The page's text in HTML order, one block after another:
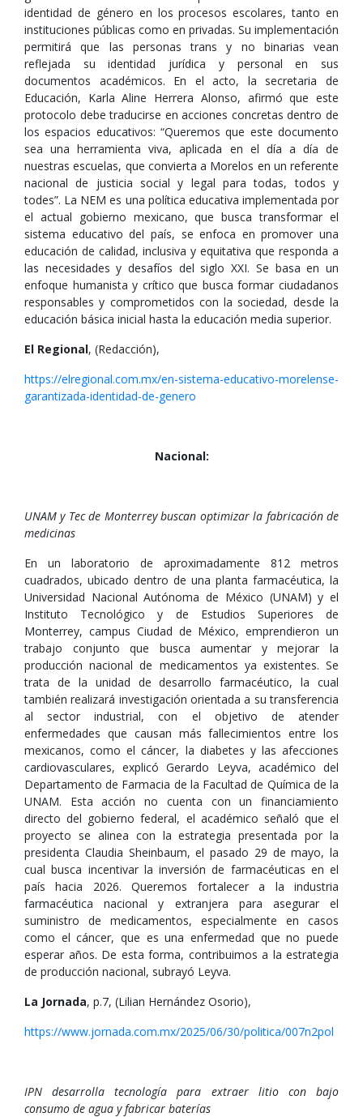
identidad de género en los procesos escolares, tanto en
instituciones públicas como en privadas. Su implementación
permitirá que las personas trans y no binarias vean
reflejada su identidad jurídica y personal en sus
documentos académicos. En el acto, la secretaria de
Educación, Karla Aline Herrera Alonso, afirmó que este
protocolo debe traducirse en acciones concretas dentro de
los espacios educativos: “Queremos que este documento
sea una herramienta viva, aplicada en el día a día de
nuestras escuelas, que convierta a Morelos en un referente
nacional de justicia social y legal para todas, todos y
todes”. La NEM es una política educativa implementada por
el actual gobierno mexicano, que busca transformar el
sistema educativo del país, se enfoca en promover una
educación de calidad, inclusiva y equitativa que responda a
las necesidades y desafíos del siglo XXI. Se basa en un
enfoque humanista y crítico que busca formar ciudadanos
responsables y comprometidos con la sociedad, desde la
educación básica inicial hasta la educación media superior.
El Regional, (Redacción),
https://elregional.com.mx/en-sistema-educativo-morelense-
garantizada-identidad-de-genero
Nacional:
UNAM y Tec de Monterrey buscan optimizar la fabricación de
medicinas
En un laboratorio de aproximadamente 812 metros
cuadrados, ubicado dentro de una planta farmacéutica, la
Universidad Nacional Autónoma de México (UNAM) y el
Instituto Tecnológico y de Estudios Superiores de
Monterrey, campus Ciudad de México, emprendieron un
trabajo conjunto que busca aumentar y mejorar la
producción nacional de medicamentos ya existentes. Se
trata de la unidad de desarrollo farmacéutico, la cual
también realizará investigación orientada a su transferencia
al sector industrial, con el objetivo de atender
enfermedades que causan más fallecimientos entre los
mexicanos, como el cáncer, la diabetes y las afecciones
cardiovasculares, explicó Gerardo Leyva, académico del
Departamento de Farmacia de la Facultad de Química de la
UNAM. Esta acción no cuenta con un financiamiento
directo del gobierno federal, el académico señaló que el
proyecto se alinea con la estrategia presentada por la
presidenta Claudia Sheinbaum, el pasado 29 de mayo, la
cual busca incentivar la inversión de farmacéuticas en el
país hacia 2026. Queremos fortalecer a la industria
farmacéutica nacional y extranjera para asegurar el
suministro de medicamentos, especialmente en casos
como el cáncer, que es una enfermedad que no puede
esperar años. De esta forma, contribuimos a la estrategia
de producción nacional, subrayó Leyva.
La Jornada, p.7, (Lilian Hernández Osorio),
https://www.jornada.com.mx/2025/06/30/politica/007n2pol
IPN desarrolla tecnología para extraer litio con bajo
consumo de agua y fabricar baterías